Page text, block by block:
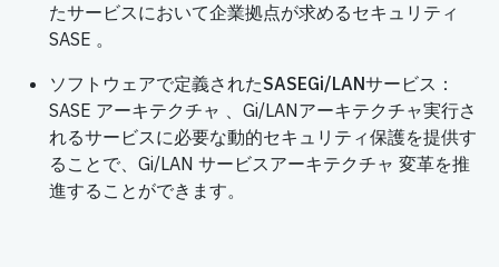
たサービスにおいて企業拠点が求めるセキュリティ
SASE 。
ソフトウェアで定義されたSASEGi/LANサービス ：
SASE アーキテクチャ 、Gi/LANアーキテクチャ実行さ
れるサービスに必要な動的セキュリティ保護を提供す
ることで、Gi/LAN サービスアーキテクチャ 変革を推
進することができます。